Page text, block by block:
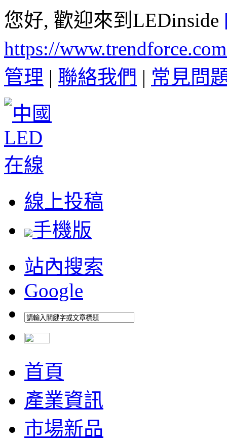
您好, 歡迎來到LEDinside
https://
管理 | 聯絡我們 | 常見問
線上投稿
手機版
站內搜索
Google
首頁
產業資訊
市場新品